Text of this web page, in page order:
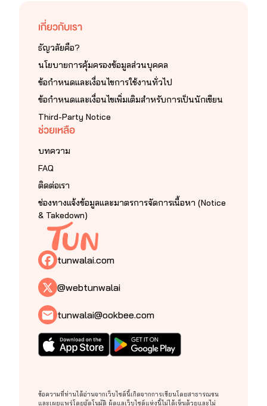
เกี่ยวกับเรา
ธัญวลัยคือ?
นโยบายการคุ้มครองข้อมูลส่วนบุคคล
ข้อกำหนดและเงื่อนไขการใช้งานทั่วไป
ข้อกำหนดและเงื่อนไขเพิ่มเติมสำหรับการเป็นนักเขียน
Third-Party Notice
ช่วยเหลือ
บทความ
FAQ
ติดต่อเรา
ช่องทางแจ้งข้อมูลและมาตรการจัดการเนื้อหา (Notice
& Takedown)
tunwalai.com
@webtunwalai
tunwalai@ookbee.com
ข้อความที่ท่านได้อ่านจากเว็บไซต์นี้เกิดจากการเขียนโดยสาธารณชน
และเผยแพร่โดยอัตโนมัติ ผู้ดูแลเว็บไซต์แห่งนี้ไม่ได้เห็นด้วยและไม่